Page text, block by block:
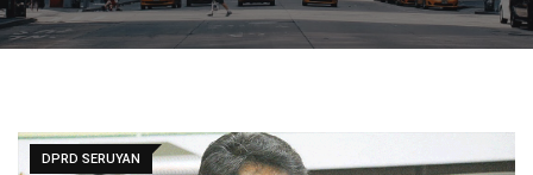
DPRD SERUYAN